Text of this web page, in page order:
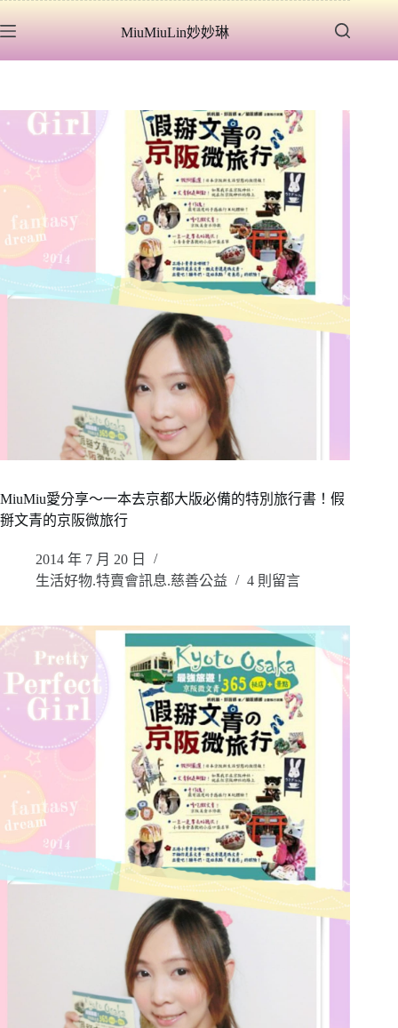
至
MiuMiuLin妙妙琳
MiuMiu愛分享～一本去京都大版必備的特別旅行書！假
掰文青的京阪微旅行
2014 年 7 月 20 日
生活好物.特賣會訊息.慈善公益
4 則留言